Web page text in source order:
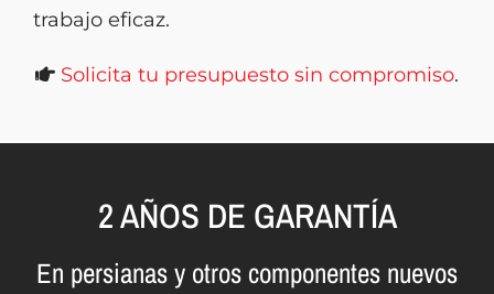
trabajo eficaz.
Solicita tu presupuesto sin compromiso.
2 AÑOS DE GARANTÍA
En persianas y otros componentes nuevos